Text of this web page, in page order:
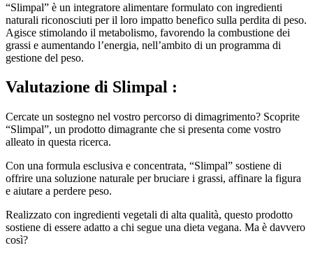
“Slimpal” è un integratore alimentare formulato con ingredienti
naturali riconosciuti per il loro impatto benefico sulla perdita di peso.
Agisce stimolando il metabolismo, favorendo la combustione dei
grassi e aumentando l’energia, nell’ambito di un programma di
gestione del peso.
Valutazione di Slimpal :
Cercate un sostegno nel vostro percorso di dimagrimento? Scoprite
“Slimpal”, un prodotto dimagrante che si presenta come vostro
alleato in questa ricerca.
Con una formula esclusiva e concentrata, “Slimpal” sostiene di
offrire una soluzione naturale per bruciare i grassi, affinare la figura
e aiutare a perdere peso.
Realizzato con ingredienti vegetali di alta qualità, questo prodotto
sostiene di essere adatto a chi segue una dieta vegana. Ma è davvero
così?